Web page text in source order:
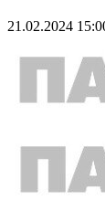
21.02.2024